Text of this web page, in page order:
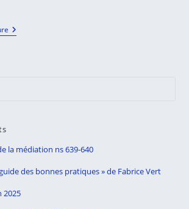
Une
Initiative
la médiation ns 639-640
des bonnes pratiques » de Fabrice Vert
2025